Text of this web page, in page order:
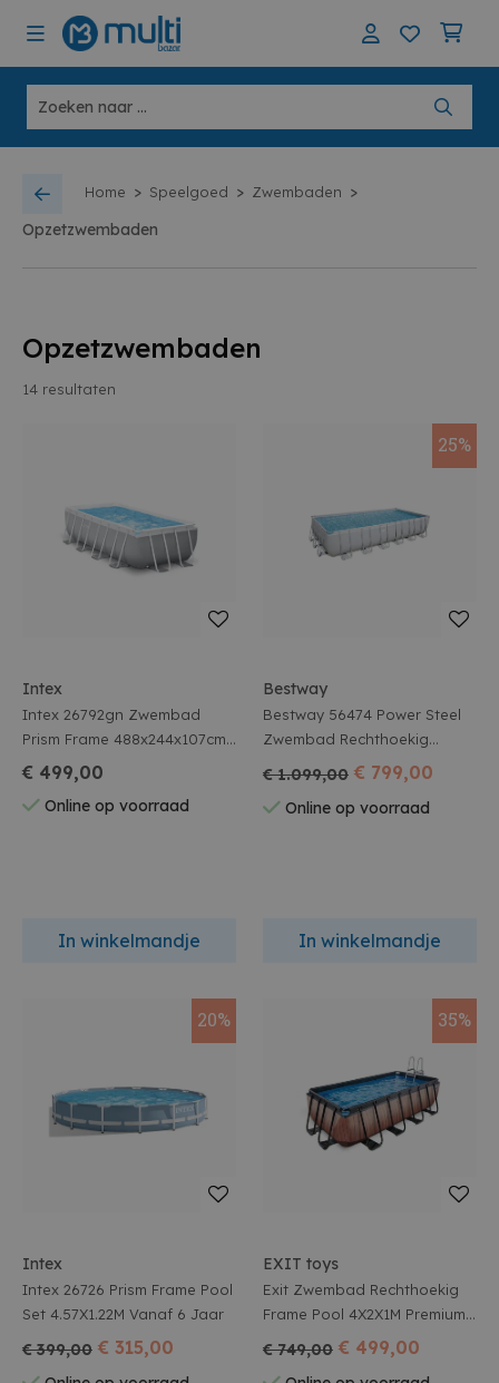
Home > Speelgoed > Zwembaden >
Opzetzwembaden
Opzetzwembaden
14 resultaten
Intex
Intex 26792gn Zwembad
Prism Frame 488x244x107cm
Incl.acc.
€ 499,00
Online op voorraad
In winkelmandje
25%
Bestway
Bestway 56474 Power Steel
Zwembad Rechthoekig
732X366Xh132Cm Filterpomp
€ 1.099,00 € 799,00
Online op voorraad
In winkelmandje
20%
Intex
Intex 26726 Prism Frame Pool
Set 4.57X1.22M Vanaf 6 Jaar
€ 399,00 € 315,00
35%
EXIT toys
Exit Zwembad Rechthoekig
Frame Pool 4X2X1M Premium
Timber Style
€ 749,00 € 499,00